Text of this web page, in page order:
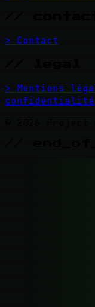
> Contact
> Mentions
confidentialité